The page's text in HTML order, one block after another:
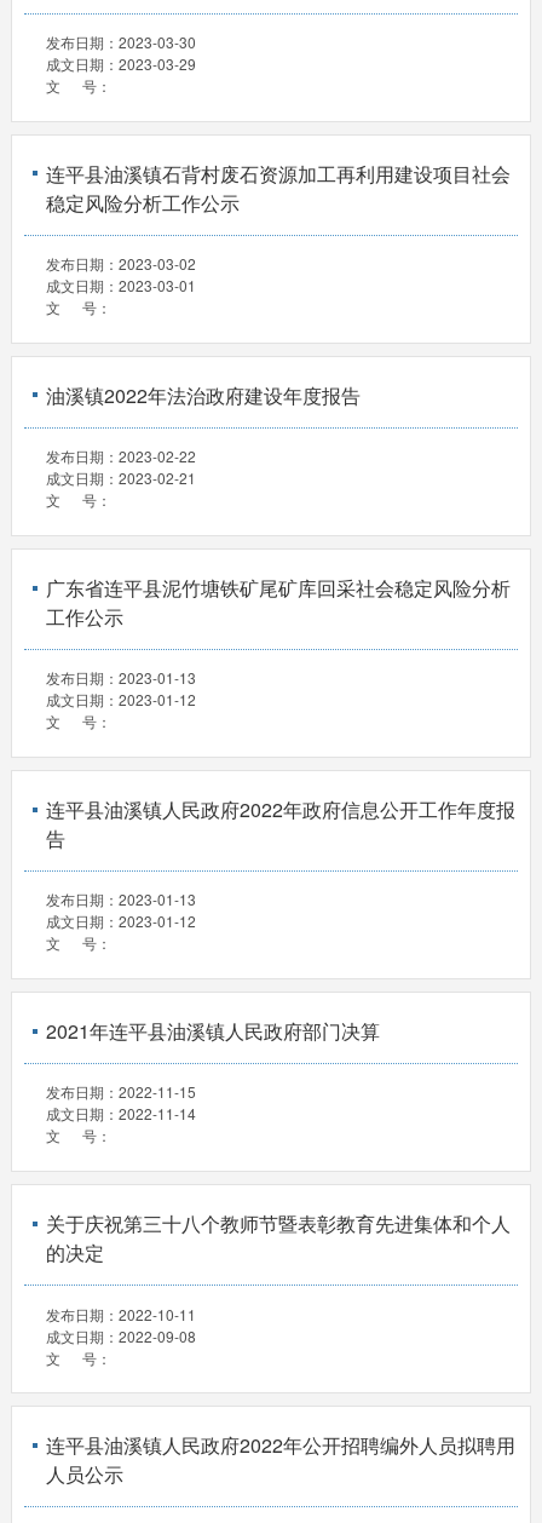
发布日期： 2023-03-30
成文日期： 2023-03-29
文 号：
连平县油溪镇石背村废石资源加工再利用建设项目社会
稳定风险分析工作公示
发布日期： 2023-03-02
成文日期： 2023-03-01
文 号：
油溪镇2022年法治政府建设年度报告
发布日期： 2023-02-22
成文日期： 2023-02-21
文 号：
广东省连平县泥竹塘铁矿尾矿库回采社会稳定风险分析
工作公示
发布日期： 2023-01-13
成文日期： 2023-01-12
文 号：
连平县油溪镇人民政府2022年政府信息公开工作年度报
告
发布日期： 2023-01-13
成文日期： 2023-01-12
文 号：
2021年连平县油溪镇人民政府部门决算
发布日期： 2022-11-15
成文日期： 2022-11-14
文 号：
关于庆祝第三十八个教师节暨表彰教育先进集体和个人
的决定
发布日期： 2022-10-11
成文日期： 2022-09-08
文 号：
连平县油溪镇人民政府2022年公开招聘编外人员拟聘用
人员公示